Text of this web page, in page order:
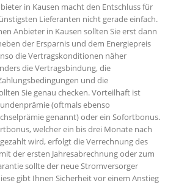
in Kausen macht den Entschluss für
Lieferanten nicht gerade einfach.
Anbieter in Kausen sollten Sie erst dann
der Ersparnis und dem Energiepreis
die Vertragskonditionen näher
die Vertragsbindung, die
und die
Sie genau checken. Vorteilhaft ist
(oftmals ebenso
genannt) oder ein Sofortbonus.
welcher ein bis drei Monate nach
wird, erfolgt die Verrechnung des
der ersten Jahresabrechnung oder zum
sollte der neue Stromversorger
gibt Ihnen Sicherheit vor einem Anstieg